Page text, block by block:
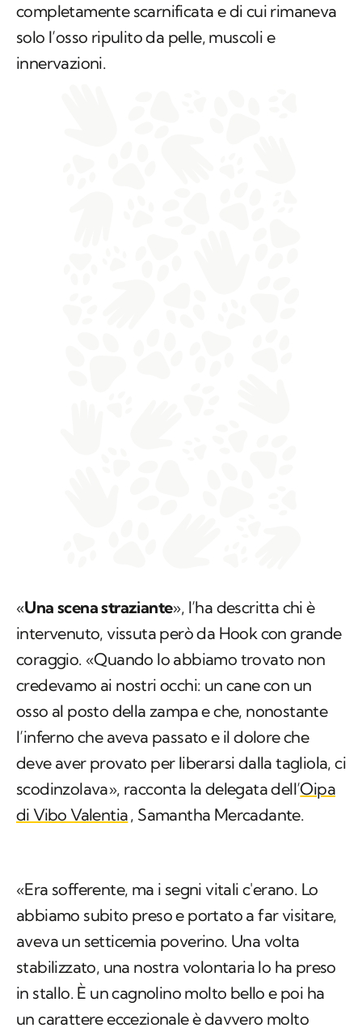
completamente scarnificata e di cui rimaneva
solo l’osso ripulito da pelle, muscoli e
innervazioni.
«Una scena straziante», l’ha descritta chi è
intervenuto, vissuta però da Hook con grande
coraggio. «Quando lo abbiamo trovato non
credevamo ai nostri occhi: un cane con un
osso al posto della zampa e che, nonostante
l’inferno che aveva passato e il dolore che
deve aver provato per liberarsi dalla tagliola, ci
scodinzolava», racconta la delegata dell’Oipa
di Vibo Valentia, Samantha Mercadante.
«Era sofferente, ma i segni vitali c'erano. Lo
abbiamo subito preso e portato a far visitare,
aveva un setticemia poverino. Una volta
stabilizzato, una nostra volontaria lo ha preso
in stallo. È un cagnolino molto bello e poi ha
un carattere eccezionale è davvero molto